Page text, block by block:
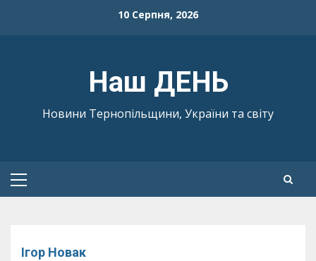
10 Серпня, 2026
Наш ДЕНЬ
Новини Тернопільщини, України та світу
Primary
Ігор Новак